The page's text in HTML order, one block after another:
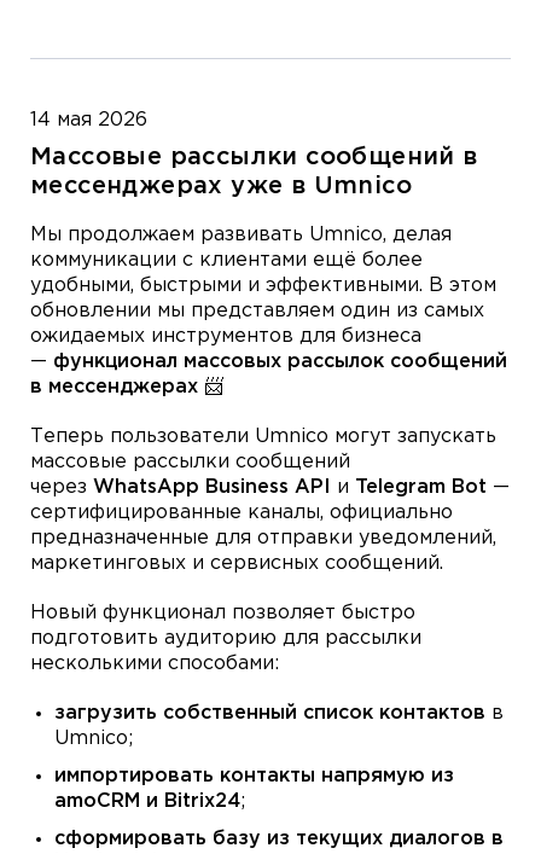
14 мая 2026
Массовые рассылки сообщений в
мессенджерах уже в Umnico
Мы продолжаем развивать Umnico, делая
коммуникации с клиентами ещё более
удобными, быстрыми и эффективными. В этом
обновлении мы представляем один из самых
ожидаемых инструментов для бизнеса
— функционал массовых рассылок сообщений
в мессенджерах 📨
Теперь пользователи Umnico могут запускать
массовые рассылки сообщений
через WhatsApp Business API и Telegram Bot —
сертифицированные каналы, официально
предназначенные для отправки уведомлений,
маркетинговых и сервисных сообщений.
Новый функционал позволяет быстро
подготовить аудиторию для рассылки
несколькими способами:
загрузить собственный список контактов в
Umnico;
импортировать контакты напрямую из
amoCRM и Bitrix24;
сформировать базу из текущих диалогов в